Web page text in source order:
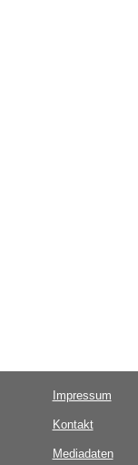
Impressum
Kontakt
Mediadaten